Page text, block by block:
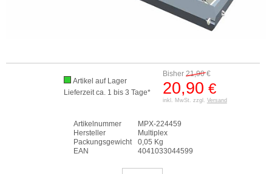
Bisher 21,90€
20,90 €
inkl. MwSt. zzgl. Versand
Artikel auf Lager
Lieferzeit ca. 1 bis 3 Tage*
Artikelnummer
MPX-224459
Hersteller
Multiplex
Packungsgewicht
0,05 Kg
EAN
4041033044599